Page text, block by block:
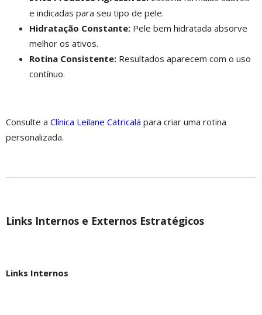
e indicadas para seu tipo de pele.
Hidratação Constante: Pele bem hidratada absorve
melhor os ativos.
Rotina Consistente: Resultados aparecem com o uso
contínuo.
Consulte a Clínica Leilane Catricalá para criar uma rotina
personalizada.
Links Internos e Externos Estratégicos
Links Internos